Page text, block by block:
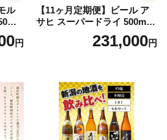
ル
水の
・離
円
【11ヶ月定期便】ビール ア
サヒ スーパードライ 500ml 2
4本 1ケース×11ヶ月 | アサヒ
ビール 究極の辛口 酒 お酒 ア
uper dry 11回 缶ビール 缶 ギ
フト 内祝い 茨城県守谷市 送
料無料
231,000円